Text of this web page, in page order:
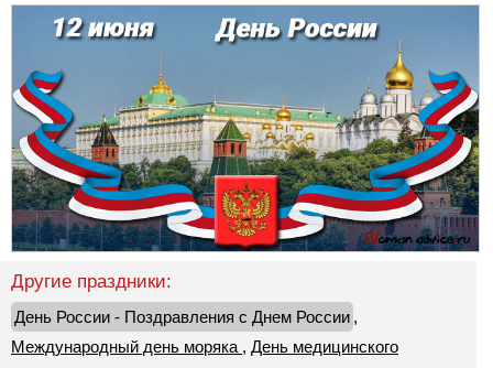
Другие праздники:
День России - Поздравления с Днем России ,
Международный день моряка , День медицинского